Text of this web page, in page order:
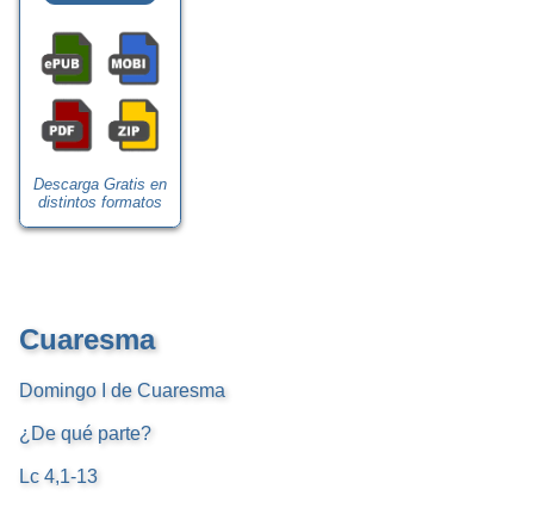
Descarga Gratis en
distintos formatos
Cuaresma
Domingo I de Cuaresma
¿De qué parte?
Lc 4,1-13